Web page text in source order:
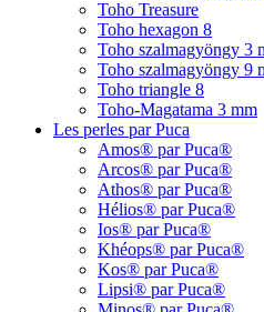
Toho Treasure
Toho hexagon 8
Toho szalmagyöngy 3
Toho szalmagyöngy 9
Toho triangle 8
Toho-Magatama 3 mm
Les perles par Puca
Amos® par Puca®
Arcos® par Puca®
Athos® par Puca®
Hélios® par Puca®
Ios® par Puca®
Khéops® par Puca®
Kos® par Puca®
Lipsi® par Puca®